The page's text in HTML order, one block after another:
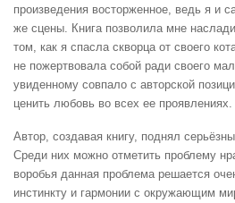
произведения восторженное, ведь я и
же сцены. Книга позволила мне
том, как я спасла скворца от своего
не пожертвовала собой ради своего
увиденному совпало с авторской
ценить любовь во всех ее проявлениях.
Автор, создавая книгу, поднял
Среди них можно отметить проблему
воробья данная проблема решается
инстинкту и гармонии с окружающим